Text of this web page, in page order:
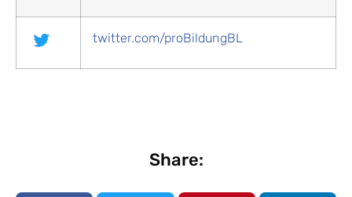
twitter.com/proBildungBL
Share: